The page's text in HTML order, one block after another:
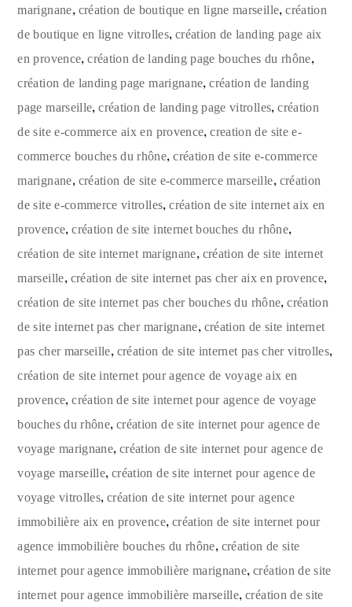
marignane, création de boutique en ligne marseille,création
de boutique en ligne vitrolles, création de landing page aix
en provence,création de landing page bouches du rhône,
création de landing page marignane,création de landing
page marseille,création de landing page vitrolles,création
de site e-commerce aix en provence,creation de site e-
commerce bouches du rhône,création de site e-commerce
marignane, création de site e-commerce marseille, création
de site e-commerce vitrolles,création de site internet aix en
provence,création de site internet bouches du rhône,
création de site internet marignane, création de site internet
marseille, création de site internet pas cher aix en provence,
création de site internet pas cher bouches du rhône,création
de site internet pas cher marignane, création de site internet
pas cher marseille, création de site internet pas cher vitrolles,
création de site internet pour agence de voyage aix en
provence,création de site internet pour agence de voyage
bouches du rhône,création de site internet pour agence de
voyage marignane,création de site internet pour agence de
voyage marseille,création de site internet pour agence de
voyage vitrolles,création de site internet pour agence
immobilière aix en provence, création de site internet pour
agence immobilière bouches du rhône, création de site
internet pour agence immobilière marignane,création de site
internet pour agence immobilière marseille,création de site